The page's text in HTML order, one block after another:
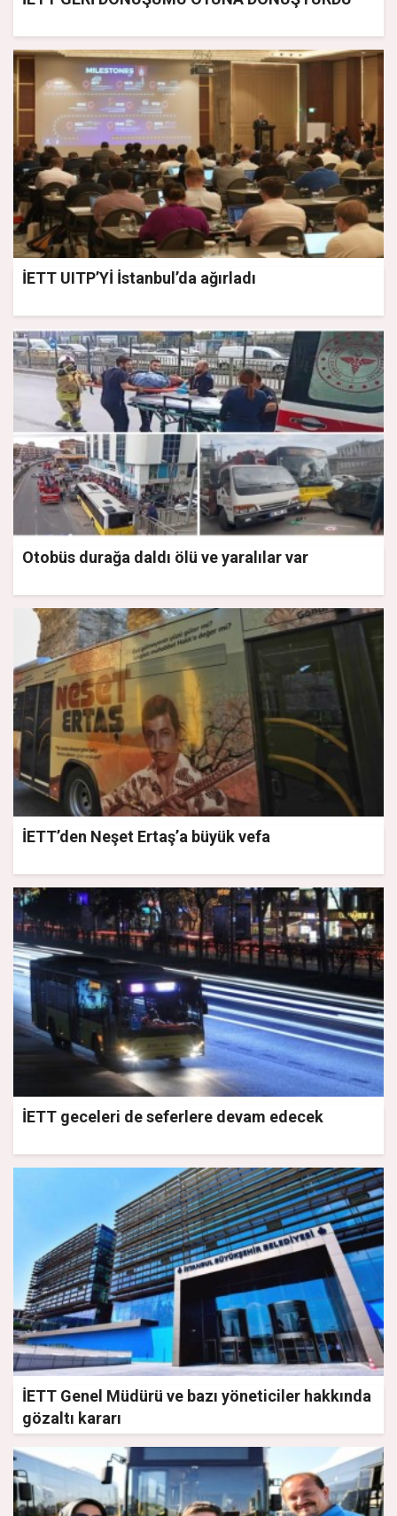
İETT UITP’Yİ İstanbul’da ağırladı
Otobüs durağa daldı ölü ve yaralılar var
İETT’den Neşet Ertaş’a büyük vefa
İETT geceleri de seferlere devam edecek
İETT Genel Müdürü ve bazı yöneticiler hakkında
gözaltı kararı